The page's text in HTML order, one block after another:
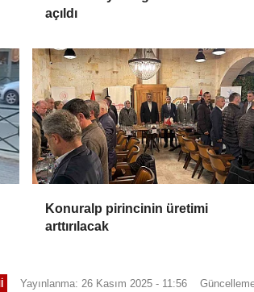
açıldı
Konuralp pirincinin üretimi
arttırılacak
Yayınlanma: 26 Kasım 2025 - 11:56